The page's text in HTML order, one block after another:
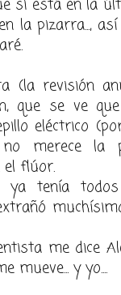
la pizarra...,
(la revisión
que se ve
eléctrico
merece la
el flúor.
ya tenía
me dice
mueve... y yo....